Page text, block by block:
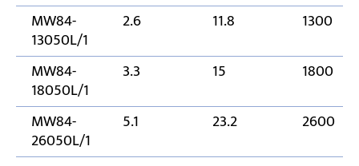
MW84-
13050L/1
2.6 11.8 1300
MW84-
18050L/1
3.3 15 1800
MW84-
26050L/1
5.1 23.2 2600